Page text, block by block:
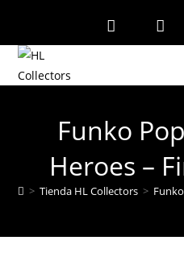
contenido
Funko
Heroes –
> Tienda HL Collectors >